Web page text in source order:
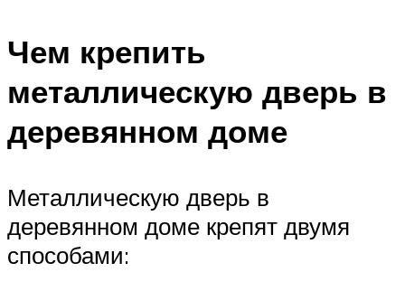
Чем крепить
металлическую дверь в
деревянном доме
Металлическую дверь в
деревянном доме крепят двумя
способами: